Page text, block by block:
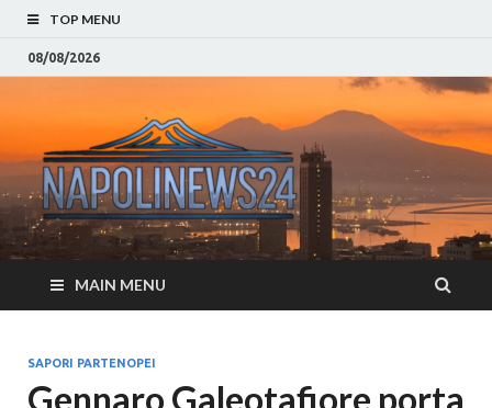
TOP MENU
08/08/2026
–
Napoli
Notizie sulla citta di
Napoli e Campania
Eventi, Sport
MAIN MENU
SAPORI PARTENOPEI
Gennaro Galeotafiore porta